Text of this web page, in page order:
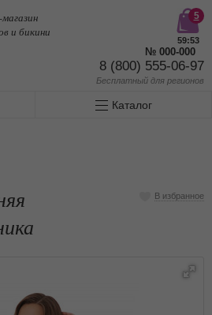
и бикини
8 (800) 555-06-97
Бесплатный для регионов
5
59:53
№ 000-000
Каталог
В избранное